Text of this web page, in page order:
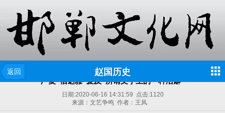
返回 赵国历史
严复“信达雅”爰及“所谓文字上的一种洁癖”
日期:2020-06-16 14:31:59 点击:1120
来源：文艺争鸣 作者：王风